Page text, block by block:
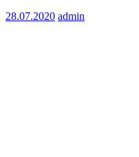
28.07.2020 admin